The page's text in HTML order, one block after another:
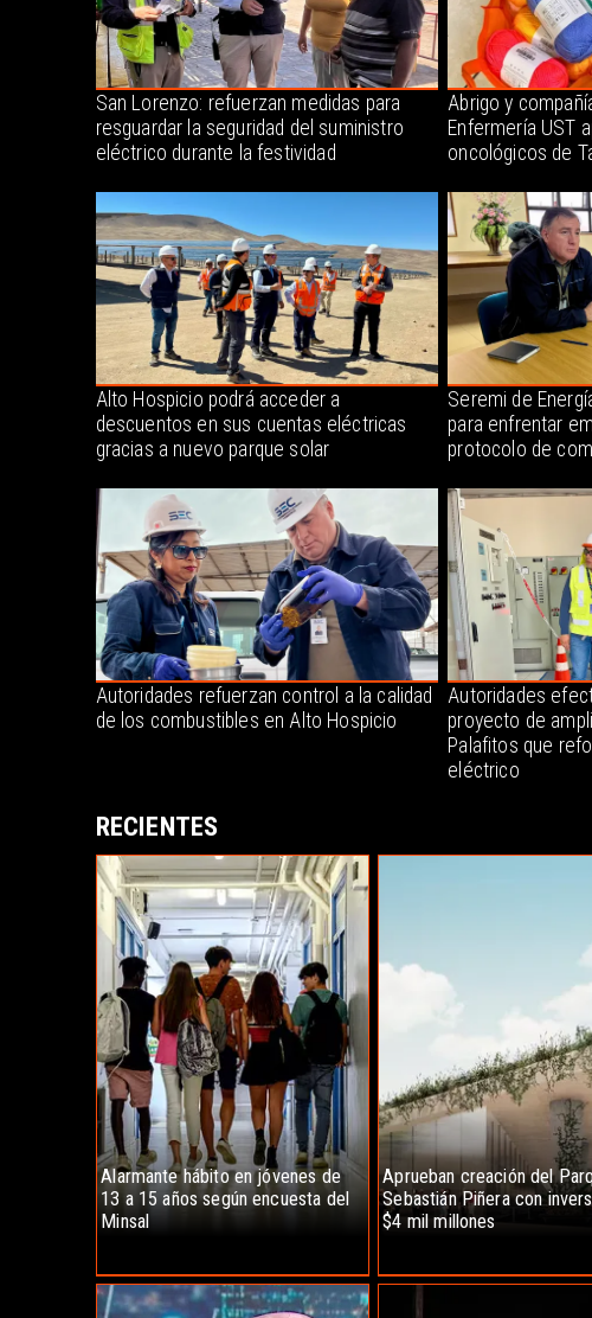
San Lorenzo: refuerzan medidas para
resguardar la seguridad del suministro
eléctrico durante la festividad
Abrigo y
Enfermería UST
oncológicos de
Alto Hospicio podrá acceder a
descuentos en sus cuentas eléctricas
gracias a nuevo parque solar
Seremi de
para enfrentar
protocolo de
Autoridades refuerzan control a la calidad
de los combustibles en Alto Hospicio
Autoridades
proyecto de
Palafitos que
eléctrico
Alarmante hábito en jóvenes de
13 a 15 años según encuesta del
Minsal
Aprueban creación del
Sebastián Piñera con
$4 mil millones
RECIENTES